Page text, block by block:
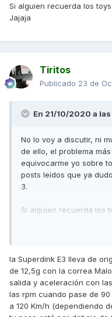
Si alguien recuerda los
Jajaja
Tiritos
Publicado 23 de
En 21/10/2020 a
No lo voy a discutir, ni
de ello, el problema
equivocarme yo sobre
posts leídos que ya
3.
Si alguien recuerda los
la Superdink E3 lleva de
de 12,5g con la correa
salida y aceleración con
las rpm cuando pase de
a 120 Km/h (dependiendo